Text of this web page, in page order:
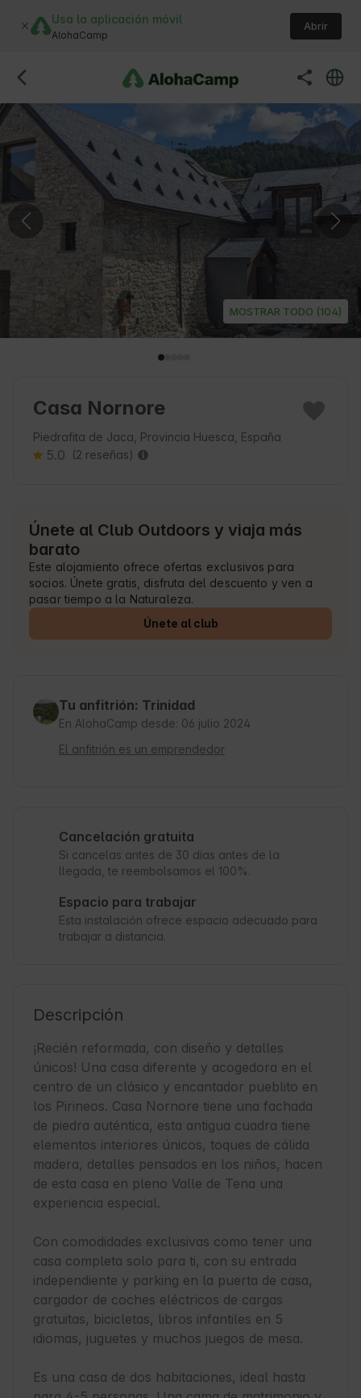
Usa la aplicación móvil
AlohaCamp
Abrir
MOSTRAR TODO (104)
Casa Nornore
Piedrafita de Jaca, Provincia Huesca, España
5.0 (2 reseñas)
Únete al Club Outdoors y viaja más
barato
Este alojamiento ofrece ofertas exclusivos para
socios. Únete gratis, disfruta del descuento y ven a
pasar tiempo a la Naturaleza.
Únete al club
Tu anfitrión: Trinidad
En AlohaCamp desde: 06 julio 2024
El anfitrión es un emprendedor
Cancelación gratuita
Si cancelas antes de 30 días antes de la
llegada, te reembolsamos el 100%.
Espacio para trabajar
Esta instalación ofrece espacio adecuado para
trabajar a distancia.
Descripción
¡Recién reformada, con diseño y detalles
únicos! Una casa diferente y acogedora en el
centro de un clásico y encantador pueblito en
los Pirineos. Casa Nornore tiene una fachada
de piedra auténtica, esta antigua cuadra tiene
elementos interiores únicos, toques de cálida
madera, detalles pensados en los niños, hacen
de esta casa en pleno Valle de Tena una
experiencia especial.
Con comodidades exclusivas como tener una
casa completa solo para ti, con su entrada
independiente y parking en la puerta de casa,
cargador de coches eléctricos de cargas
gratuitas, bicicletas, libros infantiles en 5
idiomas, juguetes y muchos juegos de mesa.
Es una casa de dos habitaciones, ideal hasta